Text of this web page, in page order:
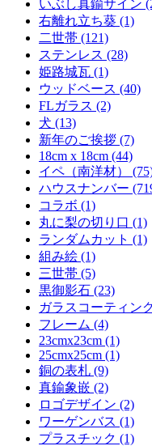
いぶし真鍮サイン
右離れ立ち葵 (1)
二世帯 (121)
ステンレス (28)
姫路城瓦 (1)
ウッドベース (40)
FLガラス (2)
犬 (13)
新年のご挨拶 (7)
18cm x 18cm (44)
イペ（南洋材）
ハウスナンバー
コラボ (1)
丸に梨の切り口 (1)
ランダムカット (1)
組み絵 (1)
三世帯 (5)
黒御影石 (23)
ガラスコーティン
フレーム (4)
23cmx23cm (1)
25cmx25cm (1)
銅の表札 (9)
真鍮象嵌 (2)
ロゴデザイン (2)
ワーゲンバス (1)
プラスチック (1)